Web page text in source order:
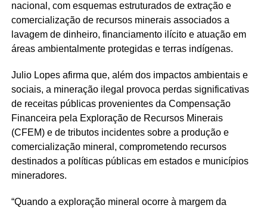
nacional, com esquemas estruturados de extração e
comercialização de recursos minerais associados a
lavagem de dinheiro, financiamento ilícito e atuação em
áreas ambientalmente protegidas e terras indígenas.
Julio Lopes afirma que, além dos impactos ambientais e
sociais, a mineração ilegal provoca perdas significativas
de receitas públicas provenientes da Compensação
Financeira pela Exploração de Recursos Minerais
(CFEM) e de tributos incidentes sobre a produção e
comercialização mineral, comprometendo recursos
destinados a políticas públicas em estados e municípios
mineradores.
“Quando a exploração mineral ocorre à margem da